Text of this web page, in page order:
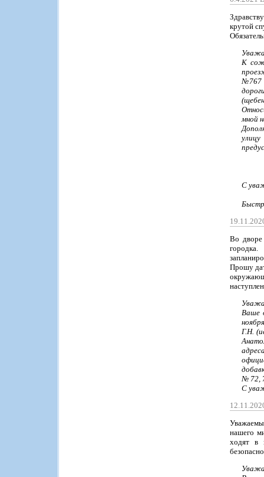
крутой
К
№767
мной
С
Во дворе
Прошу
Ваше
Г.Н.
№ 72,
С
нашего
ходят в